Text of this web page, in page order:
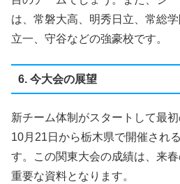
は、常磐大高、明秀日立、常総
立一、守谷などの強豪校です。
6. 今大会の展望
新チーム体制がスタートして最
10月21日から栃木県で開催され
す。この関東大会の成績は、来
重要な資料となります。